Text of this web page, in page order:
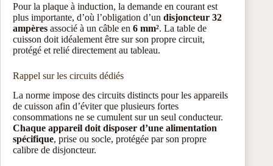
Pour la plaque à induction, la demande en courant est
plus importante, d’où l’obligation d’un disjoncteur 32
ampères associé à un câble en 6 mm². La table de
cuisson doit idéalement être sur son propre circuit,
protégé et relié directement au tableau.
Rappel sur les circuits dédiés
La norme impose des circuits distincts pour les appareils
de cuisson afin d’éviter que plusieurs fortes
consommations ne se cumulent sur un seul conducteur.
Chaque appareil doit disposer d’une alimentation
spécifique, prise ou socle, protégée par son propre
calibre de disjoncteur.